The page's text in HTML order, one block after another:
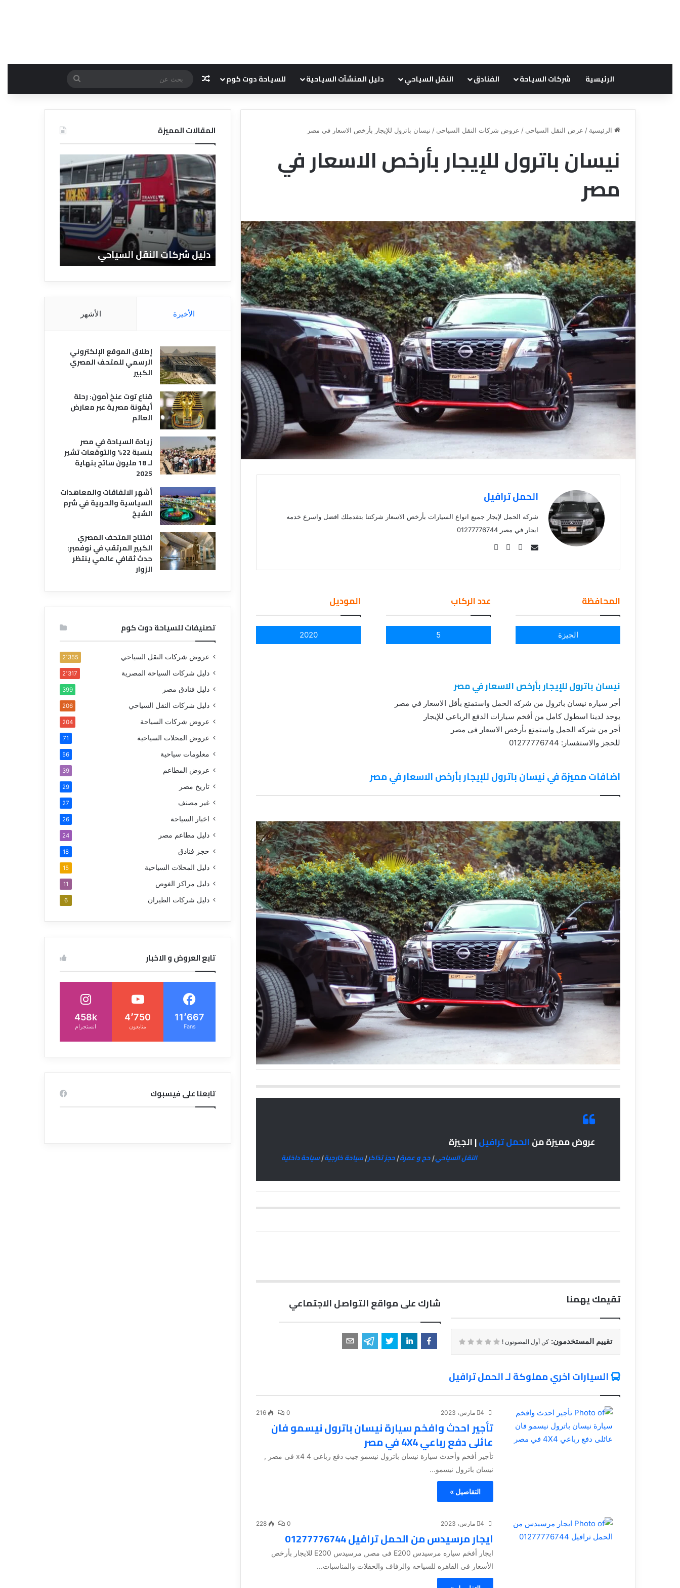
الرئيسية شركات السياحة الفنادق النقل السياحي دليل المنشآت السياحية للسياحة دوت كوم مقال عشوائي
عن
الرئيسية / عرض النقل السياحي / عروض شركات النقل السياحي / نيسان باترول للإيجار بأرخص الاسعار في مصر
نيسان باترول للإيجار بأرخص الاسعار في
مصر
الحمل ترافيل
شركه الحمل لإيجار جميع انواع السيارات بأرخص الاسعار شركتنا بتقدملك افضل واسرع خدمه
ايجار في مصر 01277776744
Se
المحافظة
الجيزة
عدد الركاب
5
الموديل
2020
نيسان باترول للإيجار بأرخص الاسعار في مصر
أجر سياره نيسان باترول من شركه الحمل واستمتع بأقل الاسعار في مصر
يوجد لدينا اسطول كامل من أفخم سيارات الدفع الرباعي للإيجار
أجر من شركه الحمل واستمتع بأرخص الاسعار في مصر
للحجز والاستفسار: 01277776744
اضافات مميزة في نيسان باترول للإيجار بأرخص الاسعار في مصر
عروض مميزة منالحمل ترافيل| الجيزة
النقل السياحي|حج و عمرة|حجز تذاكر|سياحة خارجية|سياحة داخلية
تقيمك يهمنا
تقييم المستخدمون: كن أول المصوتون !
شارك على مواقع التواصل الاجتماعي
السيارات اخري مملوكة لـ الحمل ترافيل
4 مارس، 2023 0
216
تأجير احدث وافخم سيارة نيسان باترول نيسمو فان
عائلى دفع رباعي 4X4 في مصر
تأجير أفخم وأحدث سيارة نيسان باترول نيسمو جيب دفع رباعى 4 x4 فى مصر ,
نيسان باترول نيسمو...
التفاصيل »
4 مارس، 2023 0
228
ايجار مرسيدس من الحمل ترافيل 01277776744
ايجار أفخم سياره مرسيدس E200 فى مصر, مرسيدس E200 للايجار بأرخص
الأسعار فى القاهره للسياحه والزفاف والحفلات والمناسبات...
المقالات المميزة
ق
ن
س
ي
ا
ح
ة
د
و
ت
ك
م
–
ع
ر
و
ض
ا
ل
ا
قناة للسياحة دوت كوم – عروض
الفنادق
ر
ك
ا
ت
ا
ل
ن
ق
ل
ا
ل
س
ي
ا
ح
ي
عروض شركات النقل السياحي
ل
س
دليل شركات النقل السياحي
د
ل
ل
ا
ل
ف
ن
ا
ق
م
ي
دليل الفنادق
الأخيرة الأشهر
إطلاق الموقع الإلكتروني
الرسمي للمتحف المصري
الكبير
قناع توت عنخ آمون: رحلة
أيقونة مصرية عبر معارض
العالم
زيادة السياحة في مصر
بنسبة 22% والتوقعات تشير
لـ 18 مليون سائح بنهاية
2025
أشهر الاتفاقات والمعاهدات
السياسية والحربية في شرم
الشيخ
افتتاح المتحف المصري
الكبير المرتقب في نوفمبر:
حدث ثقافي عالمي ينتظر
الزوار
تصنيفات للسياحة دوت كوم
عروض شركات النقل السياحي 2٬355
دليل شركات السياحة المصرية 2٬317
دليل فنادق مصر 399
دليل شركات النقل السياحي 206
عروض شركات السياحة 204
عروض المحلات السياحية 71
معلومات سياحية 56
عروض المطاعم 39
تاريخ مصر 29
غير مصنف 27
اخبار السياحة 26
دليل مطاعم مصر 24
حجز فنادق 18
دليل المحلات السياحية 15
دليل مراكز الغوص 11
دليل شركات الطيران 6
تابع العروض و الاخبار
11٬667
Fans
4٬750
متابعون
458k
انستجرام
تابعنا على فيسبوك